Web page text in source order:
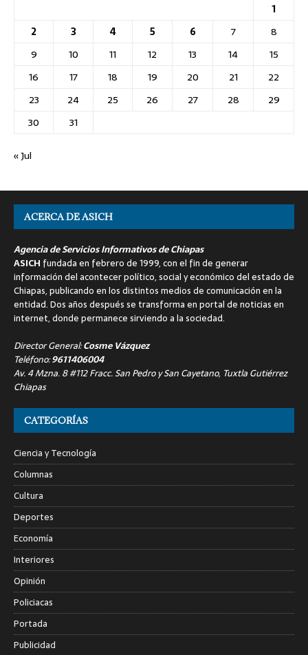
1
2
3 4 5 6 7
8
9
10 11 12 13 14
15
16
17 18 19 20 21
22
23
24 25 26 27 28
29
30
31
« Jul
ACERCA DE ASICH
Agencia de Servicios Informativos de Chiapas
ASICH fundada en febrero de 1999, con el fin de generar
información del acontecer político, social y económico del estado de
Chiapas, publicando en los distintos medios de comunicación en la
entidad. Dos años después se transforma en portal de noticias en
internet, donde permanece sirviendo a la sociedad.
Director General:Cosme Vázquez
Teléfono:9611406004
Av. 4 Mzna. 8 #112 Fracc. San Pedro y San Cayetano, Tuxtla Gutiérrez
Chiapas
CATEGORÍAS
Ciencia y Tecnología
Columnas
Cultura
Deportes
Economía
Interiores
Opinión
Policiacas
Portada
Publicidad